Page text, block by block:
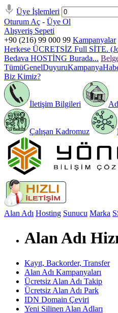
Üye İşlemleri
Oturum Aç - Üye Ol
Alışveriş Sepeti
+90 (216) 99 000 99 Kampanyalar
Herkese ÜCRETSİZ Full SİTE.
Bedava HOSTİNG Burada...
TümüGenelDuyuruKampanya
Biz Kimiz?
İletişim Bilgileri
Çalışan Kadromuz
Alan Adı Hosting Sunucu Marka
Alan Adı
Kayıt, Backorder, Transfer
Alan Adı Kampanyaları
Ücretsiz Alan Adı Takip
Ücretsiz Alan Adı Park
IDN Domain Çeviri
Yeni Silinen Alan Adları